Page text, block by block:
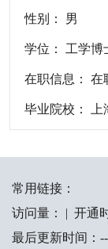
性别： 男
学位： 工学博
在职信息： 在
毕业院校： 上
常用链接：
访问量：
| 开通
最后更新时间： --